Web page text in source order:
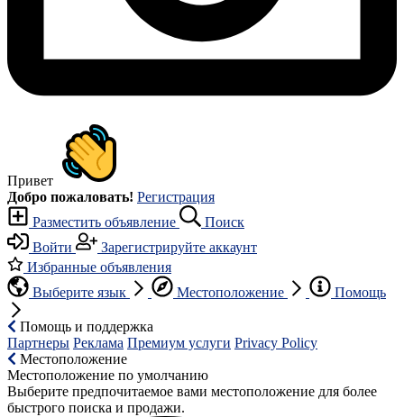
Привет
Добро пожаловать! Регистрация
Разместить объявление
Поиск
Войти
Зарегистрируйте аккаунт
Избранные объявления
Выберите язык
Местоположение Помощь
Помощь и поддержка
Партнеры Реклама Премиум услуги Privacy Policy
Местоположение
Местоположение по умолчанию
Выберите предпочитаемое вами местоположение для более
быстрого поиска и продажи.